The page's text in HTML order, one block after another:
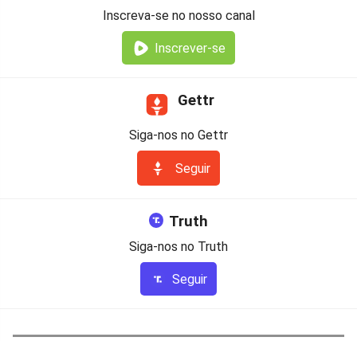
Inscreva-se no nosso canal
Inscrever-se
Gettr
Siga-nos no Gettr
Seguir
Truth
Siga-nos no Truth
Seguir